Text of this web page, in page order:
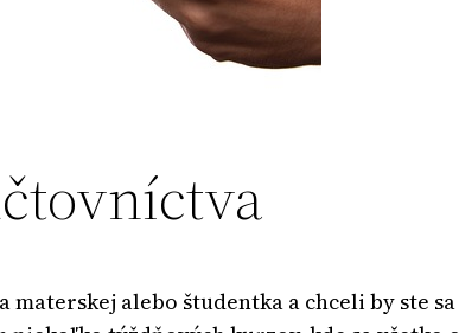
materskej alebo študentka a chceli by ste